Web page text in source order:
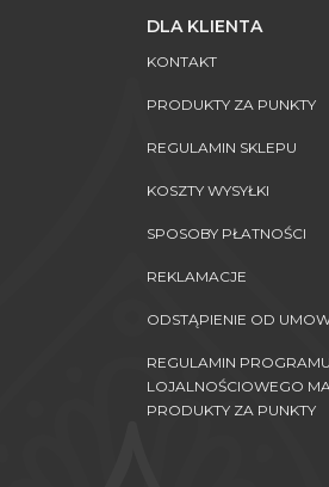
DLA KLIENTA
KONTAKT
PRODUKTY ZA PUNKTY
REGULAMIN SKLEPU
KOSZTY WYSYŁKI
SPOSOBY PŁATNOŚCI
REKLAMACJE
ODSTĄPIENIE OD
REGULAMIN PROGRAMU
LOJALNOŚCIOWEGO
PRODUKTY ZA PUNKTY